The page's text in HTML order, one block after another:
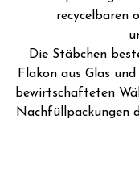
recycelbaren
Die Stäbchen
Flakon aus Glas
bewirtschafteten
Nachfüllpackungen